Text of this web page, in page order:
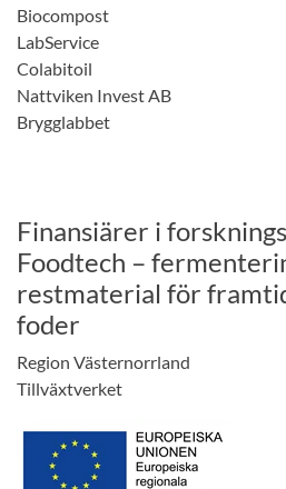
Biocompost
LabService
Colabitoil
Nattviken Invest AB
Brygglabbet
Finansiärer i
Foodtech –
restmaterial för
foder
Region Västernorrland
Tillväxtverket